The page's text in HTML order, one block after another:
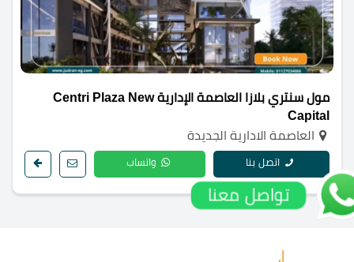
مول سنتري بلازا العاصمة الإدارية Centri Plaza New
Capital
العاصمة الادارية الجديدة
اتصل بنا واتساب
تواصل معنا